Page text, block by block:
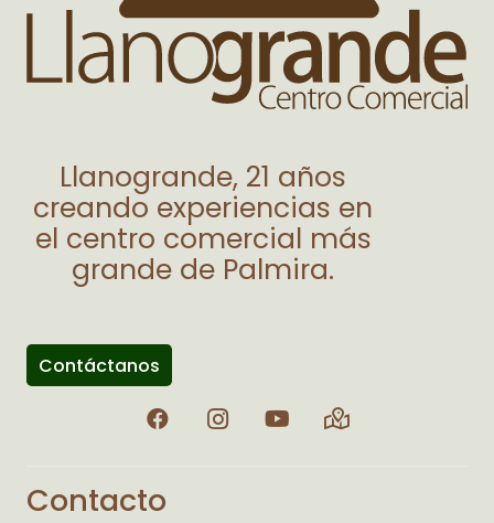
Llanogrande, 21 años
creando experiencias en
el centro comercial más
grande de Palmira.
Contáctanos
Contacto